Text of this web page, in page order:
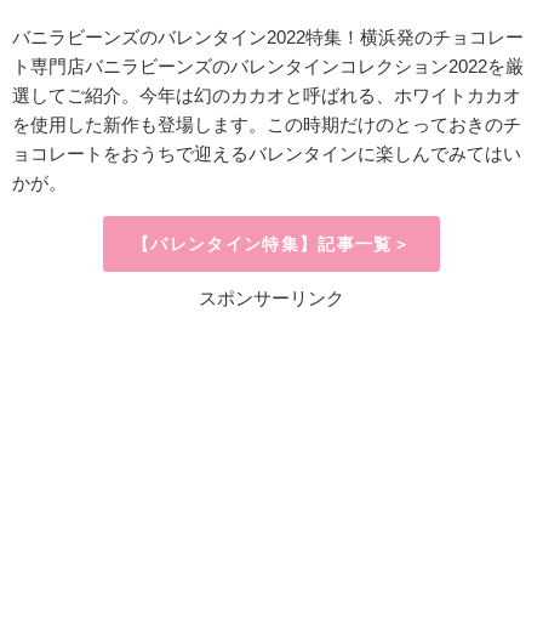
バニラビーンズのバレンタイン2022特集！ 横浜発のチョコレー
ト専門店バニラビーンズのバレンタインコレクション2022を厳
選してご紹介。今年は幻のカカオと呼ばれる、ホワイトカカオ
を使用した新作も登場します。この時期だけのとっておきのチ
ョコレートをおうちで迎えるバレンタインに楽しんでみてはい
かが。
【バレンタイン特集】記事一覧＞
スポンサーリンク